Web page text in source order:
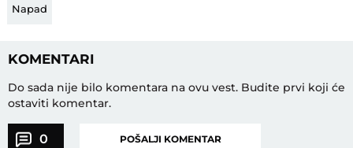
Napad
KOMENTARI
Do sada nije bilo komentara na ovu vest. Budite prvi koji će
ostaviti komentar.
0 POŠALJI KOMENTAR